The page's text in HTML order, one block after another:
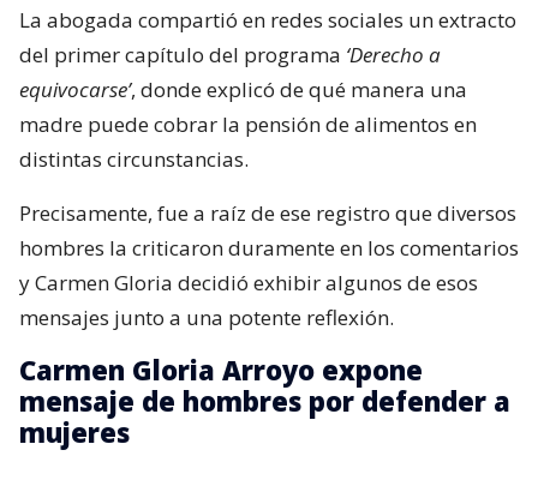
La abogada compartió en redes sociales un extracto
del primer capítulo del programa ‘Derecho a
equivocarse’, donde explicó de qué manera una
madre puede cobrar la pensión de alimentos en
distintas circunstancias.
Precisamente, fue a raíz de ese registro que diversos
hombres la criticaron duramente en los comentarios
y Carmen Gloria decidió exhibir algunos de esos
mensajes junto a una potente reflexión.
Carmen Gloria Arroyo expone
mensaje de hombres por defender a
mujeres